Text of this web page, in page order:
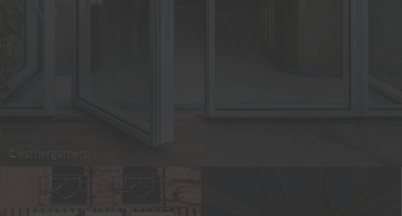
©esthergamero